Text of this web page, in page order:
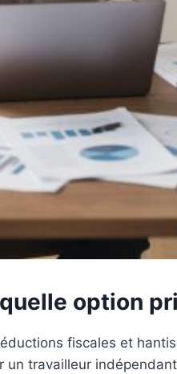
option
fiscales et
travailleur